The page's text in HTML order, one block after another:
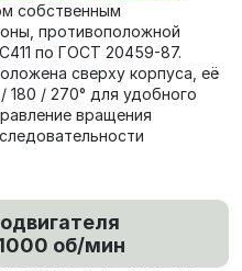
собственным
противоположной
по ГОСТ 20459-87.
сверху корпуса, её
180 / 270° для удобного
вращения
об/мин